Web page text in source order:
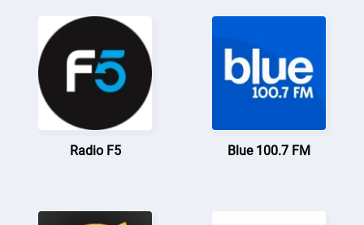
Radio F5 Blue 100.7 FM